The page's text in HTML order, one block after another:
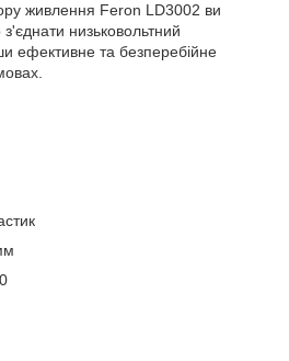
живлення Feron LD3002 ви
низьковольтний
ефективне та безперебійне